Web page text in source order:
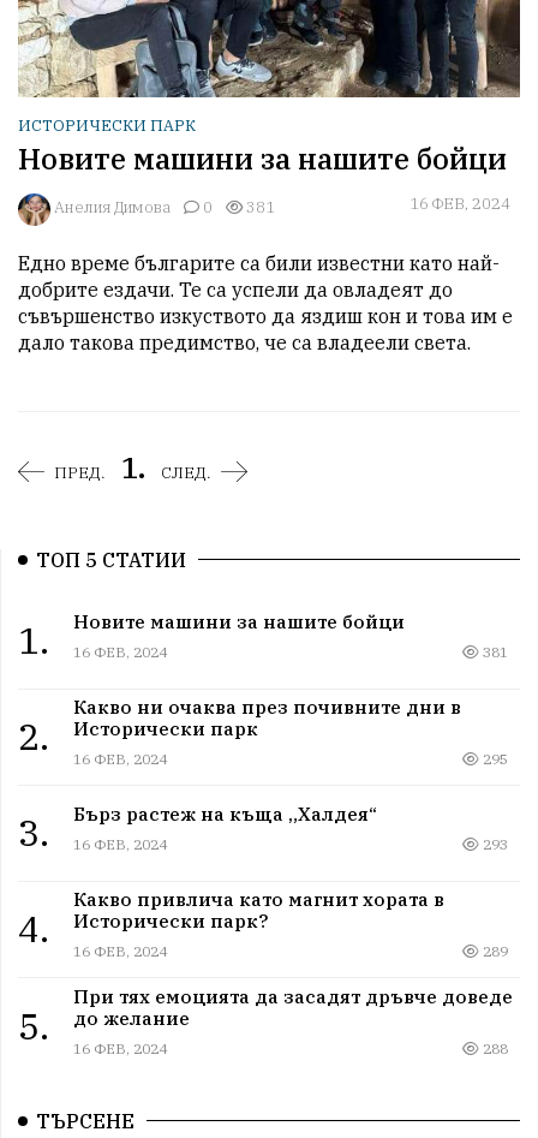
ИСТОРИЧЕСКИ ПАРК
Новите машини за нашите бойци
Анелия Димова 0 381 16 ФЕВ, 2024
Едно време българите са били известни като най-
добрите ездачи. Те са успели да овладеят до
съвършенство изкуството да яздиш кон и това им е
дало такова предимство, че са владеели света.
ПРЕД. 1. СЛЕД.
ТОП 5 СТАТИИ
1. Новите машини за нашите бойци
16 ФЕВ, 2024 381
2.
Какво ни очаква през почивните дни в
Исторически парк
16 ФЕВ, 2024 295
3. Бърз растеж на къща „Халдея“
16 ФЕВ, 2024 293
4.
Какво привлича като магнит хората в
Исторически парк?
16 ФЕВ, 2024 289
5.
При тях емоцията да засадят дръвче доведе
до желание
16 ФЕВ, 2024 288
ТЪРСЕНЕ